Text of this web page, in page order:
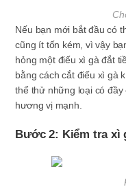
Nếu bạn mới bắt đầu có
cũng ít tốn kém, vì vậy
hỏng một điếu xì gà đắt
bằng cách cắt điếu xì gà
thể thử những loại có
hương vị mạnh.
Bước 2: Kiểm tra xì